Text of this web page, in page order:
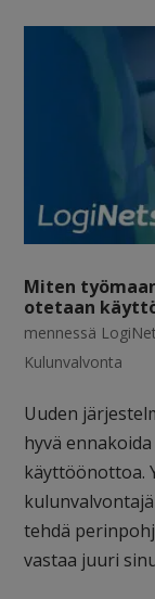
Miten
otetaan
mennessä
Kulunvalvonta
Uuden
hyvä
käyttöönottoa.
tehdä
vastaa juuri